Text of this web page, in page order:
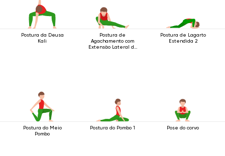
Postura da Deusa
Kali
Postura de
Agachamento com
Extensão Lateral da
Postura de Lagarto
Estendida 2
Postura do Meio
Pombo
Postura do Pombo 1 Pose do corvo